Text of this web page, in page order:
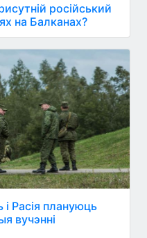
російський
на Балканах?
Расія плануюць
вучэнні